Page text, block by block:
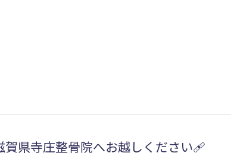
県寺庄整骨院へお越しください🩹